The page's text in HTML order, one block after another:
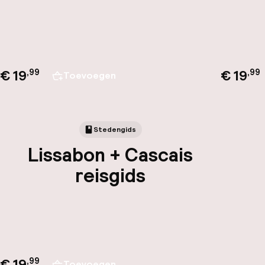
€ 19,99 Toevoegen € 19,99
Stedengids
Lissabon + Cascais
reisgids
,99